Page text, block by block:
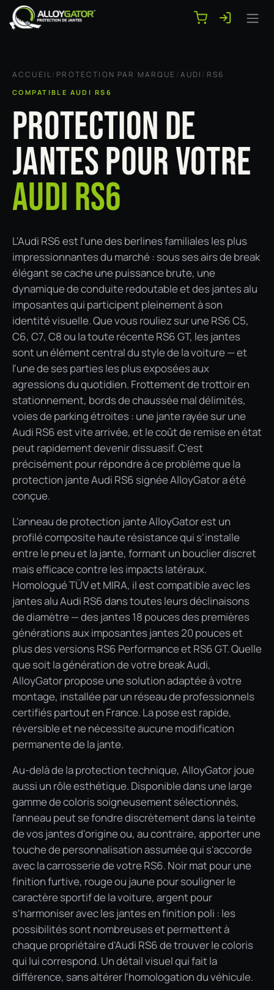
Se rendre au contenu
ACCUEIL/ PROTECTION PAR MARQUE /AUDI / RS6
COMPATIBLE AUDI RS6
PROTECTION DE
JANTES POUR VOTRE
AUDI RS6
L'Audi RS6 est l'une des berlines familiales les plus
impressionnantes du marché : sous ses airs de break
élégant se cache une puissance brute, une
dynamique de conduite redoutable et des jantes alu
imposantes qui participent pleinement à son
identité visuelle. Que vous rouliez sur une RS6 C5,
C6, C7, C8 ou la toute récente RS6 GT, les jantes
sont un élément central du style de la voiture — et
l'une de ses parties les plus exposées aux
agressions du quotidien. Frottement de trottoir en
stationnement, bords de chaussée mal délimités,
voies de parking étroites : une jante rayée sur une
Audi RS6 est vite arrivée, et le coût de remise en état
peut rapidement devenir dissuasif. C'est
précisément pour répondre à ce problème que la
protection jante Audi RS6 signée AlloyGator a été
conçue.
L'anneau de protection jante AlloyGator est un
profilé composite haute résistance qui s'installe
entre le pneu et la jante, formant un bouclier discret
mais efficace contre les impacts latéraux.
Homologué TÜV et MIRA, il est compatible avec les
jantes alu Audi RS6 dans toutes leurs déclinaisons
de diamètre — des jantes 18 pouces des premières
générations aux imposantes jantes 20 pouces et
plus des versions RS6 Performance et RS6 GT. Quelle
que soit la génération de votre break Audi,
AlloyGator propose une solution adaptée à votre
montage, installée par un réseau de professionnels
certifiés partout en France. La pose est rapide,
réversible et ne nécessite aucune modification
permanente de la jante.
Au-delà de la protection technique, AlloyGator joue
aussi un rôle esthétique. Disponible dans une large
gamme de coloris soigneusement sélectionnés,
l'anneau peut se fondre discrètement dans la teinte
de vos jantes d'origine ou, au contraire, apporter une
touche de personnalisation assumée qui s'accorde
avec la carrosserie de votre RS6. Noir mat pour une
finition furtive, rouge ou jaune pour souligner le
caractère sportif de la voiture, argent pour
s'harmoniser avec les jantes en finition poli : les
possibilités sont nombreuses et permettent à
chaque propriétaire d'Audi RS6 de trouver le coloris
qui lui correspond. Un détail visuel qui fait la
différence, sans altérer l'homologation du véhicule.